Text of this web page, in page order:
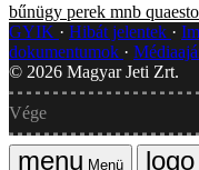
bűnügy perek mnb
GYIK
Hibát jelentek
dokumentumok
© 2026 Magyar Jeti Zrt.
Vége
Menü